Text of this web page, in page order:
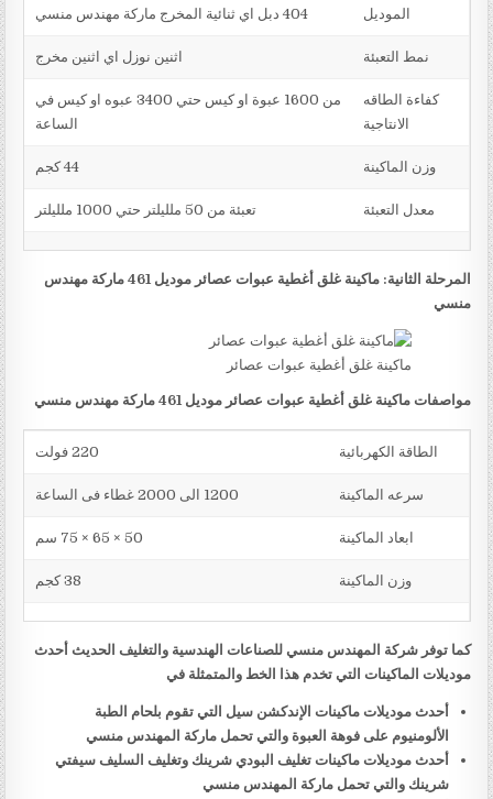
الموديل 404 دبل اي ثنائية المخرج ماركة مهندس منسي
نمط التعبئة اثنين نوزل اي اثنين مخرج
كفاءة الطاقه
الانتاجية
من 1600 عبوة او كيس حتي 3400 عبوه او كيس في
الساعة
وزن الماكينة 44 كجم
معدل التعبئة تعبئة من 50 ملليلتر حتي 1000 ملليلتر
المرحلة الثانية: ماكينة غلق أغطية عبوات عصائر موديل 461 ماركة مهندس
منسي
ماكينة غلق أغطية عبوات عصائر
مواصفات ماكينة غلق أغطية عبوات عصائر موديل 461 ماركة مهندس منسي
الطاقة الكهربائية 220 فولت
سرعه الماكينة 1200 الى 2000 غطاء فى الساعة
ابعاد الماكينة 50 × 65 × 75 سم
وزن الماكينة 38 كجم
كما توفر شركة المهندس منسي للصناعات الهندسية والتغليف الحديث أحدث
موديلات الماكينات التي تخدم هذا الخط والمتمثلة في
أحدث موديلات ماكينات الإندكشن سيل التي تقوم بلحام الطبة
الألومنيوم على فوهة العبوة والتي تحمل ماركة المهندس منسي
أحدث موديلات ماكينات تغليف البودي شرينك وتغليف السليف سيفتي
شرينك والتي تحمل ماركة المهندس منسي